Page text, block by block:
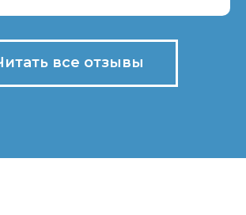
все отзывы